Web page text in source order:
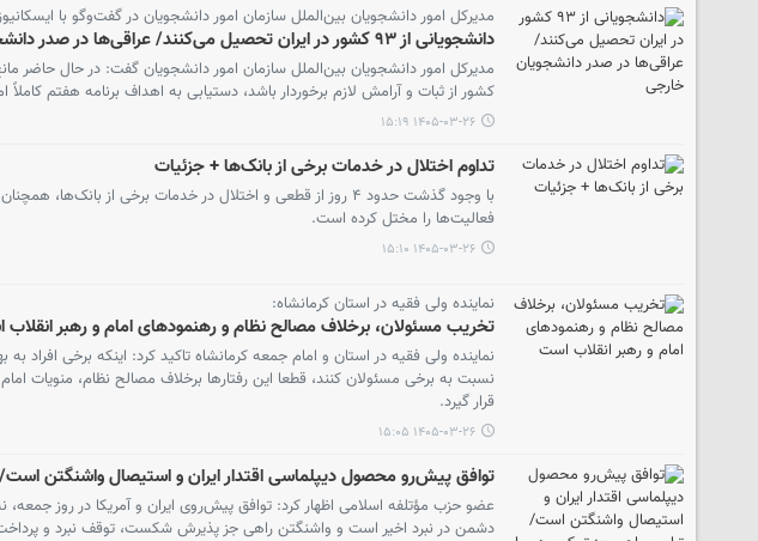
مدیرکل امور دانشجویان بین‌الملل سازمان امور دانشجویان در گفت‌وگو با
دانشجویانی از ۹۳ کشور در ایران تحصیل می‌کنند/ عراقی‌ها در صدر دانشجویان خارجی
مدیرکل امور دانشجویان بین‌الملل سازمان امور دانشجویان گفت: در حال حاضر
کشور از ثبات و آرامش لازم برخوردار باشد، دستیابی به اهداف برنامه هفتم کاملاً
۱۴۰۵-۰۳-۲۶ ۱۵:۱۹
تداوم اختلال در خدمات برخی از بانک‌ها + جزئیات
با وجود گذشت حدود ۴ روز از قطعی و اختلال در خدمات برخی از
فعالیت‌ها را مختل کرده است.
۱۴۰۵-۰۳-۲۶ ۱۵:۱۰
نماینده ولی فقیه در استان کرمانشاه:
تخریب مسئولان، برخلاف مصالح نظام و رهنمودهای امام و رهبر
نماینده ولی فقیه در استان و امام جمعه کرمانشاه تاکید کرد: اینکه برخی
نسبت به برخی مسئولان کنند، قطعا این رفتارها برخلاف مصالح نظام، منویات
قرار گیرد.
۱۴۰۵-۰۳-۲۶ ۱۵:۰۵
توافق پیش‌رو محصول دیپلماسی اقتدار ایران و استیصال واشنگتن است/
عضو حزب مؤتلفه اسلامی اظهار کرد: توافق پیش‌روی ایران و آمریکا در روز
دشمن در نبرد اخیر است و واشنگتن راهی جز پذیرش شکست، توقف نبرد و